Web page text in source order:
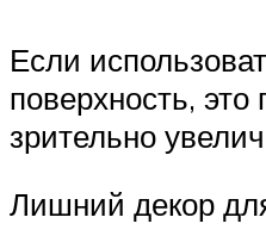
Если
поверхность, это
зрительно
Лишний декор